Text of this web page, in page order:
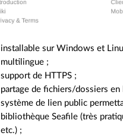
installable sur Windows et
multilingue ;
support de HTTPS ;
partage de fichiers/dossiers
système de lien public
bibliothèque Seafile (très
etc.) ;